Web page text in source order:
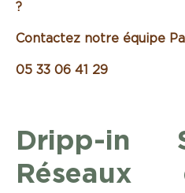
?
Contactez notre équipe
05 33 06 41 29
Dripp-in
Réseaux